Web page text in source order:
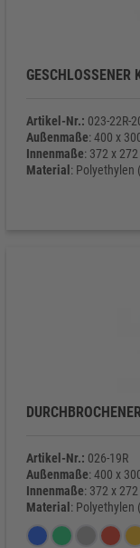
Artikel-Nr.: 023-22R-
Außenmaße: 400 x
Innenmaße: 372 x
Material : Polyethylen
Artikel-Nr.: 026-19R
Außenmaße: 400 x
Innenmaße: 372 x
Material : Polyethylen
Eigengewicht
: 1.150 g